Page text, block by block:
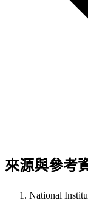
來源與參考
National